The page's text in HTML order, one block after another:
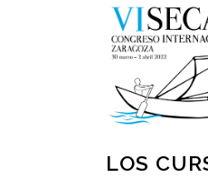
LOS